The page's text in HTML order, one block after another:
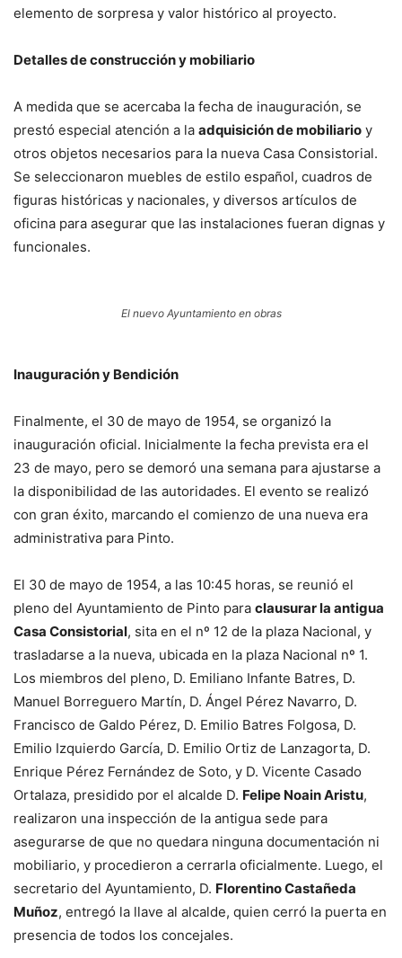
elemento de sorpresa y valor histórico al proyecto.
Detalles de construcción y mobiliario
A medida que se acercaba la fecha de inauguración, se
prestó especial atención a la adquisición de mobiliario y
otros objetos necesarios para la nueva Casa Consistorial.
Se seleccionaron muebles de estilo español, cuadros de
figuras históricas y nacionales, y diversos artículos de
oficina para asegurar que las instalaciones fueran dignas y
funcionales.
El nuevo Ayuntamiento en obras
Inauguración y Bendición
Finalmente, el 30 de mayo de 1954, se organizó la
inauguración oficial. Inicialmente la fecha prevista era el
23 de mayo, pero se demoró una semana para ajustarse a
la disponibilidad de las autoridades. El evento se realizó
con gran éxito, marcando el comienzo de una nueva era
administrativa para Pinto.
El 30 de mayo de 1954, a las 10:45 horas, se reunió el
pleno del Ayuntamiento de Pinto para clausurar la antigua
Casa Consistorial, sita en el nº 12 de la plaza Nacional, y
trasladarse a la nueva, ubicada en la plaza Nacional nº 1.
Los miembros del pleno, D. Emiliano Infante Batres, D.
Manuel Borreguero Martín, D. Ángel Pérez Navarro, D.
Francisco de Galdo Pérez, D. Emilio Batres Folgosa, D.
Emilio Izquierdo García, D. Emilio Ortiz de Lanzagorta, D.
Enrique Pérez Fernández de Soto, y D. Vicente Casado
Ortalaza, presidido por el alcalde D. Felipe Noain Aristu,
realizaron una inspección de la antigua sede para
asegurarse de que no quedara ninguna documentación ni
mobiliario, y procedieron a cerrarla oficialmente. Luego, el
secretario del Ayuntamiento, D. Florentino Castañeda
Muñoz, entregó la llave al alcalde, quien cerró la puerta en
presencia de todos los concejales.